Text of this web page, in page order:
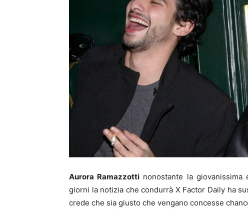
Aurora Ramazzotti nonostante la
giorni la notizia che condurrà X Factor Daily ha
crede che sia giusto che vengano concesse